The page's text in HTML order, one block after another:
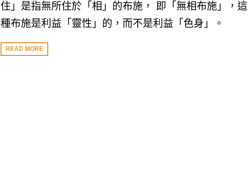
住」是指無所住於「相」的布施， 即「無相布施」，這
種布施是利益「靈性」的，而不是利益「色身」。
READ MORE